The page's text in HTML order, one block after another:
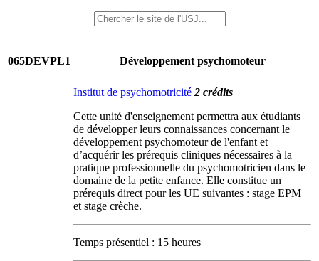
065DEVPL1 Développement psychomoteur
Institut de psychomotricité 2 crédits
Cette unité d'enseignement permettra aux étudiants
de développer leurs connaissances concernant le
développement psychomoteur de l'enfant et
d’acquérir les prérequis cliniques nécessaires à la
pratique professionnelle du psychomotricien dans le
domaine de la petite enfance. Elle constitue un
prérequis direct pour les UE suivantes : stage EPM
et stage crèche.
Temps présentiel : 15 heures